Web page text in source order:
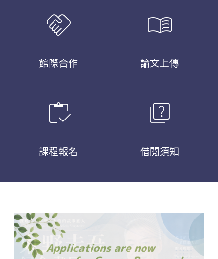
handshake
館際合作
menu_book
論文上傳
inventory
課程報名
quiz
借閱須知